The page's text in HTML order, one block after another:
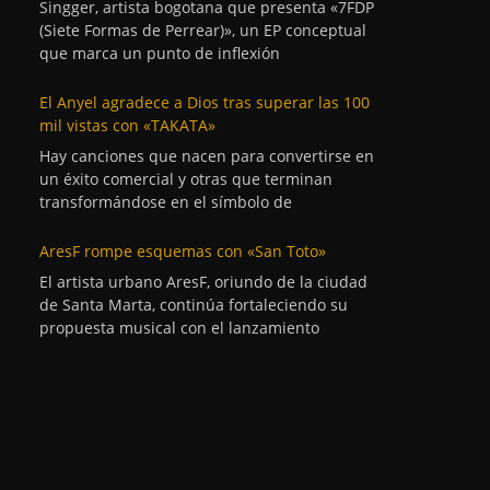
Singger, artista bogotana que presenta «7FDP
(Siete Formas de Perrear)», un EP conceptual
que marca un punto de inflexión
El Anyel agradece a Dios tras superar las 100
mil vistas con «TAKATA»
Hay canciones que nacen para convertirse en
un éxito comercial y otras que terminan
transformándose en el símbolo de
AresF rompe esquemas con «San Toto»
El artista urbano AresF, oriundo de la ciudad
de Santa Marta, continúa fortaleciendo su
propuesta musical con el lanzamiento